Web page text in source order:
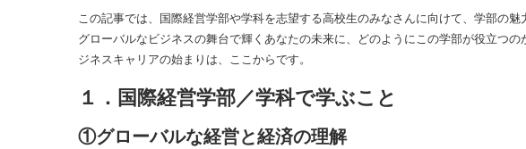
この記事では、国際経営学部や学科を志望する高校生のみなさんに向けて、学部の魅
グローバルなビジネスの舞台で輝くあなたの未来に、どのようにこの学部が役立つ
ジネスキャリアの始まりは、ここからです。
１．国際経営学部／学科で学ぶこと
①グローバルな経営と経済の理解